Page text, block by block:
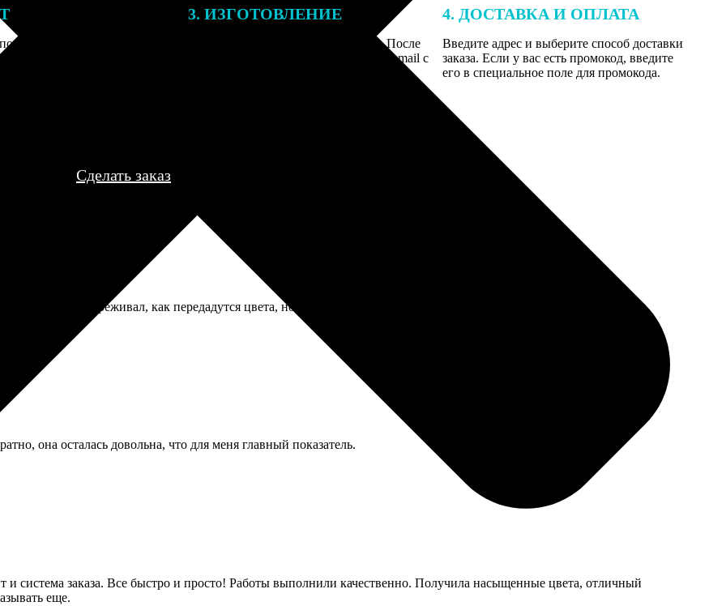
заказа к печати
могут связаться с Вами
телефону или email для
деталей.
3. ИЗГОТОВЛЕНИЕ
Оплатите заказ банковской картой. После
оплаты получите подтверждение на email с
описанием заказа. Когда отправим заказ
4. ДОСТАВКА И ОПЛАТА
Введите адрес и выберите способ доставки
заказа. Если у вас есть промокод, введите
его в специальное поле для промокода.
Сделать заказ
Немного переживал, как передадутся цвета, но в итоге вышло очень близко к оригиналу, другу понравилось.
она осталась довольна, что для меня главный показатель.
и система заказа. Все быстро и просто! Работы выполнили качественно. Получила насыщенные цвета, отличный
еще.